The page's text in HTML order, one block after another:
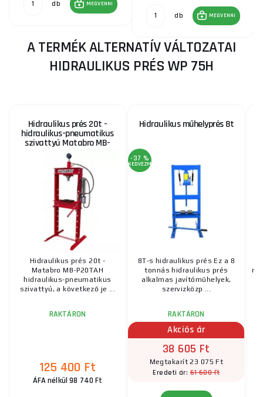
db MEGVENNI
db MEGVENNI
A TERMÉK ALTERNATÍV VÁLTOZATAI
HIDRAULIKUS PRÉS WP 75H
Hidraulikus prés 20t -
hidraulikus-pneumatikus
szivattyú Matabro MB-
P20TAH
Hidraulikus prés 20t -
Matabro MB-P20TAH
hidraulikus-pneumatikus
szivattyú, a következő je ...
RAKTÁRON
125 400 Ft
ÁFA nélkül 98 740 Ft
Hidraulikus műhelyprés 8t
-37 %
KEDVEZMÉNY
8T-s hidraulikus prés Ez a 8
tonnás hidraulikus prés
alkalmas javítóműhelyek,
szervizközp ...
RAKTÁRON
Akciós ár
38 605 Ft
Megtakarít 23 075 Ft
Eredeti ár:61 680 Ft